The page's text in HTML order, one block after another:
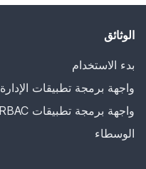
الوثائق
بدء الاستخدام
واجهة برمجة تطبيقات الإدارة
واجهة برمجة تطبيقات RBAC
الوسطاء